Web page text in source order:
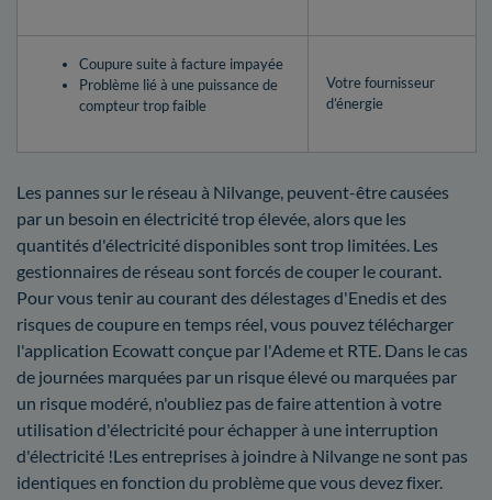
Coupure suite à facture impayée
Problème lié à une puissance de
compteur trop faible
Votre fournisseur
d’énergie
Les pannes sur le réseau à Nilvange, peuvent-être causées
par un besoin en électricité trop élevée, alors que les
quantités d'électricité disponibles sont trop limitées. Les
gestionnaires de réseau sont forcés de couper le courant.
Pour vous tenir au courant des délestages d'Enedis et des
risques de coupure en temps réel, vous pouvez télécharger
l'application Ecowatt conçue par l'Ademe et RTE. Dans le cas
de journées marquées par un risque élevé ou marquées par
un risque modéré, n'oubliez pas de faire attention à votre
utilisation d'électricité pour échapper à une interruption
d'électricité !Les entreprises à joindre à Nilvange ne sont pas
identiques en fonction du problème que vous devez fixer.